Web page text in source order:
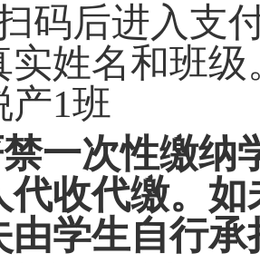
码后进入支
实姓名和班
产1班
一次性缴纳
代收代缴。
由学生自行